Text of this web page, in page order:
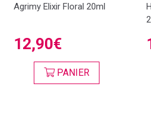
Agrimy Elixir Floral 20ml
12,90€
PANIER